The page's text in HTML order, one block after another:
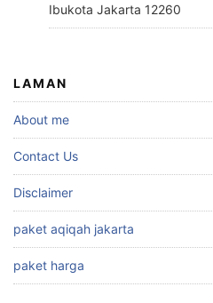
Ibukota Jakarta 12260
LAMAN
About me
Contact Us
Disclaimer
paket aqiqah jakarta
paket harga